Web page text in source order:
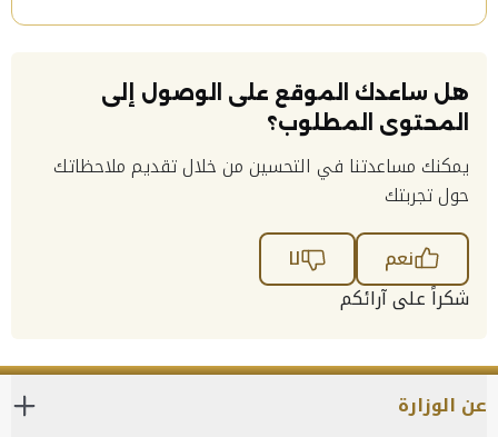
هل ساعدك الموقع على الوصول إلى
المحتوى المطلوب؟
يمكنك مساعدتنا في التحسين من خلال تقديم ملاحظاتك
حول تجربتك
نعم
لا
شكراً على آرائكم
عن الوزارة